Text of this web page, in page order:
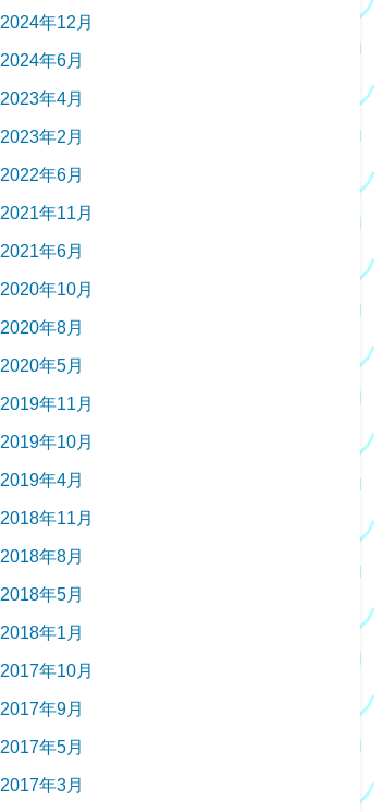
2024年12月
2024年6月
2023年4月
2023年2月
2022年6月
2021年11月
2021年6月
2020年10月
2020年8月
2020年5月
2019年11月
2019年10月
2019年4月
2018年11月
2018年8月
2018年5月
2018年1月
2017年10月
2017年9月
2017年5月
2017年3月